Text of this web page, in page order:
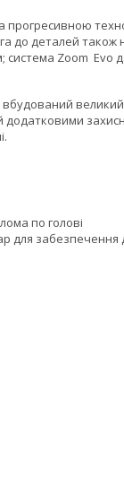
прогресивною
деталей також
Zoom Evo
додатковими
по голові
для